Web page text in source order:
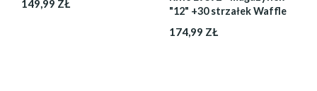
149,99 ZŁ
"12" +30 strzałek Waffle
174,99 ZŁ